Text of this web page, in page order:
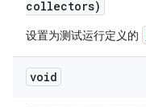
collectors)
设置为测试运行定义的
void